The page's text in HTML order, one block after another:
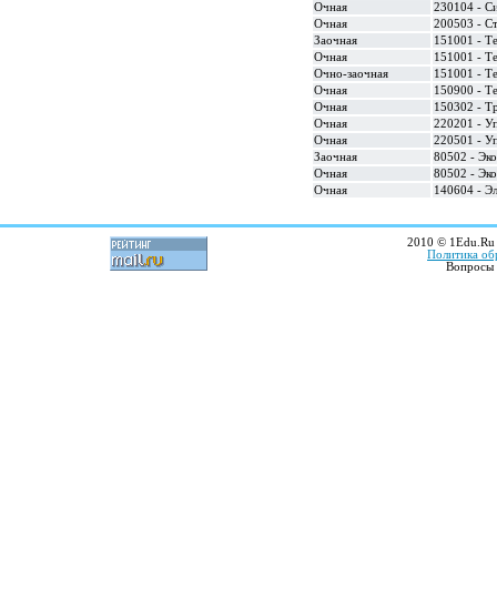
Очная
230104 -
Очная
200503 -
Заочная
151001 -
Очная
151001 -
Очно-заочная
151001 -
Очная
150900 -
Очная
150302 -
Очная
220201 -
Очная
220501 -
Заочная
80502 -
Очная
80502 -
Очная
140604 -
2010 © 1Edu.Ru
Политика
Вопросы